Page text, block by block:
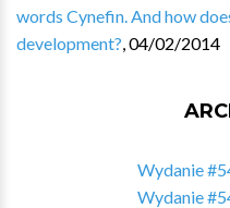
words Cynefin. And how
development?,04/02/2014
Wydanie
Wydanie